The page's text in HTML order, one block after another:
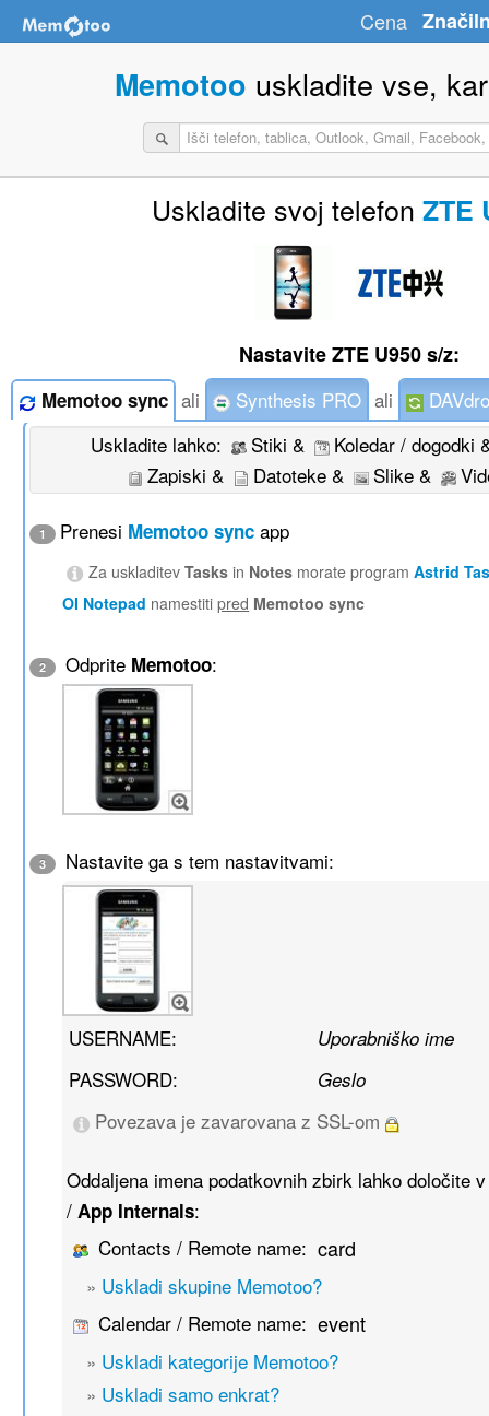
Cena
Memotoo uskladite vse,
Uskladite svoj telefon ZTE
Nastavite ZTE U950 s/z:
Memotoo sync ali Synthesis PRO ali
Uskladite lahko:
Stiki &
Koledar / dogodki
Zapiski &
Datoteke & Slike &
1 Prenesi Memotoo sync app
Za uskladitevTasks in Notes morate programAstrid
OI Notepad namestitipred Memotoo sync
2 Odprite Memotoo:
3 Nastavite ga s tem nastavitvami:
USERNAME: Uporabniško ime
PASSWORD: Geslo
Povezava je zavarovana z SSL-om
Oddaljena imena podatkovnih zbirk lahko določite
/App Internals:
Contacts / Remote name: card
» Uskladi skupine Memotoo?
Calendar / Remote name: event
» Uskladi kategorije Memotoo?
» Uskladi samo enkrat?